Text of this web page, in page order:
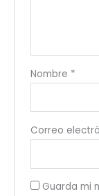
Nombre *
Correo
Guarda mi